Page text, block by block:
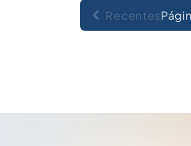
Recentes